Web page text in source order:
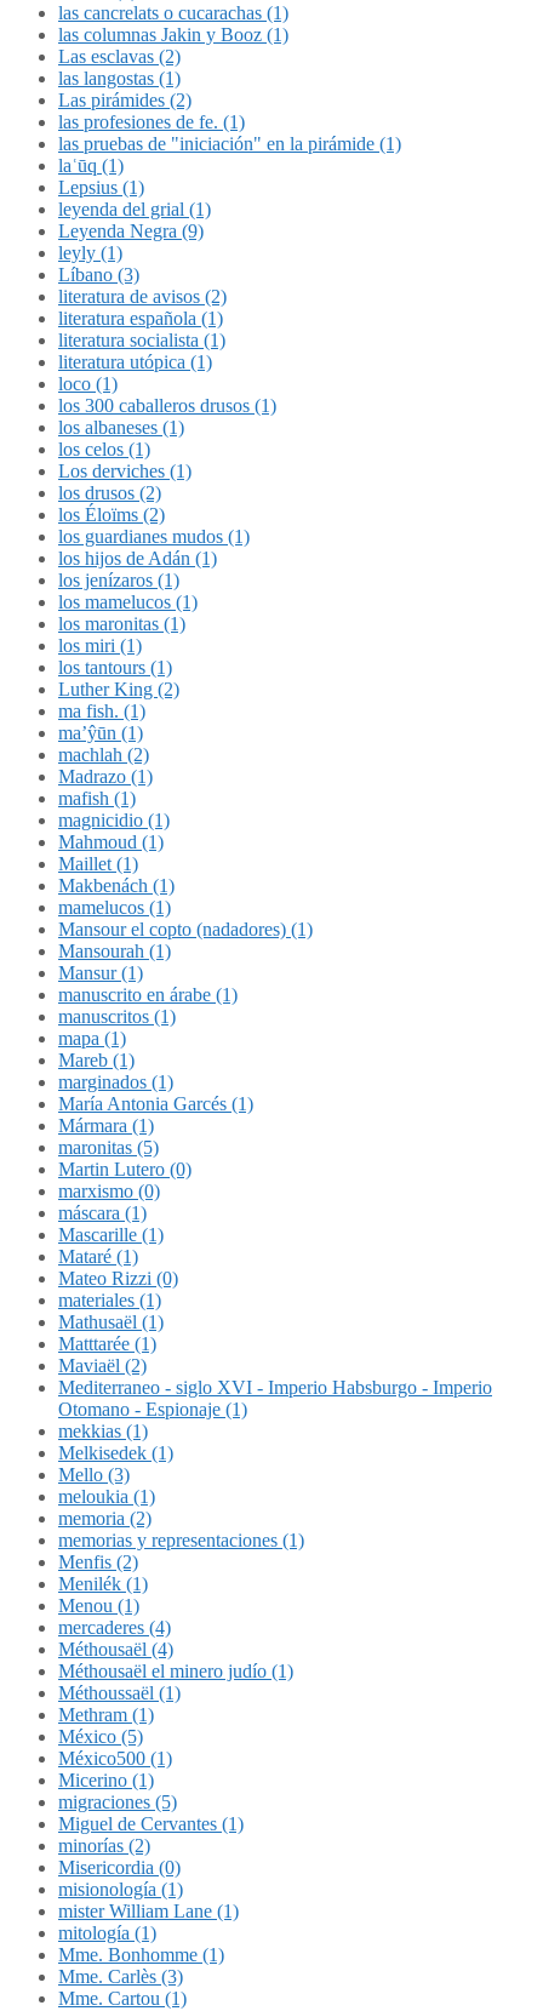
las cancrelats o cucarachas (1)
las columnas Jakin y Booz (1)
Las esclavas (2)
las langostas (1)
Las pirámides (2)
las profesiones de fe. (1)
las pruebas de "iniciación" en la pirámide (1)
laʿūq (1)
Lepsius (1)
leyenda del grial (1)
Leyenda Negra (9)
leyly (1)
Líbano (3)
literatura de avisos (2)
literatura española (1)
literatura socialista (1)
literatura utópica (1)
loco (1)
los 300 caballeros drusos (1)
los albaneses (1)
los celos (1)
Los derviches (1)
los drusos (2)
los Éloïms (2)
los guardianes mudos (1)
los hijos de Adán (1)
los jenízaros (1)
los mamelucos (1)
los maronitas (1)
los miri (1)
los tantours (1)
Luther King (2)
ma fish. (1)
ma’ŷūn (1)
machlah (2)
Madrazo (1)
mafish (1)
magnicidio (1)
Mahmoud (1)
Maillet (1)
Makbenách (1)
mamelucos (1)
Mansour el copto (nadadores) (1)
Mansourah (1)
Mansur (1)
manuscrito en árabe (1)
manuscritos (1)
mapa (1)
Mareb (1)
marginados (1)
María Antonia Garcés (1)
Mármara (1)
maronitas (5)
Martin Lutero (0)
marxismo (0)
máscara (1)
Mascarille (1)
Mataré (1)
Mateo Rizzi (0)
materiales (1)
Mathusaël (1)
Matttarée (1)
Maviaël (2)
Mediterraneo - siglo XVI - Imperio Habsburgo - Imperio
Otomano - Espionaje (1)
mekkias (1)
Melkisedek (1)
Mello (3)
meloukia (1)
memoria (2)
memorias y representaciones (1)
Menfis (2)
Menilék (1)
Menou (1)
mercaderes (4)
Méthousaël (4)
Méthousaël el minero judío (1)
Méthoussaël (1)
Methram (1)
México (5)
México500 (1)
Micerino (1)
migraciones (5)
Miguel de Cervantes (1)
minorías (2)
Misericordia (0)
misionología (1)
mister William Lane (1)
mitología (1)
Mme. Bonhomme (1)
Mme. Carlès (3)
Mme. Cartou (1)